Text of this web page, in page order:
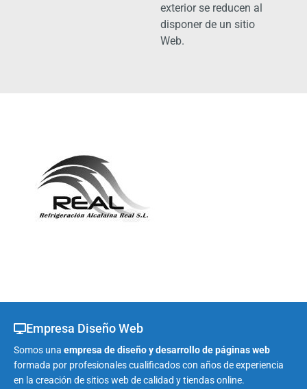
exterior se reducen al
disponer de un sitio
Web.
Empresa Diseño Web
Somos una empresa de diseño y desarrollo de páginas web
formada por profesionales cualificados con años de experiencia
en la creación de sitios web de calidad y tiendas online.